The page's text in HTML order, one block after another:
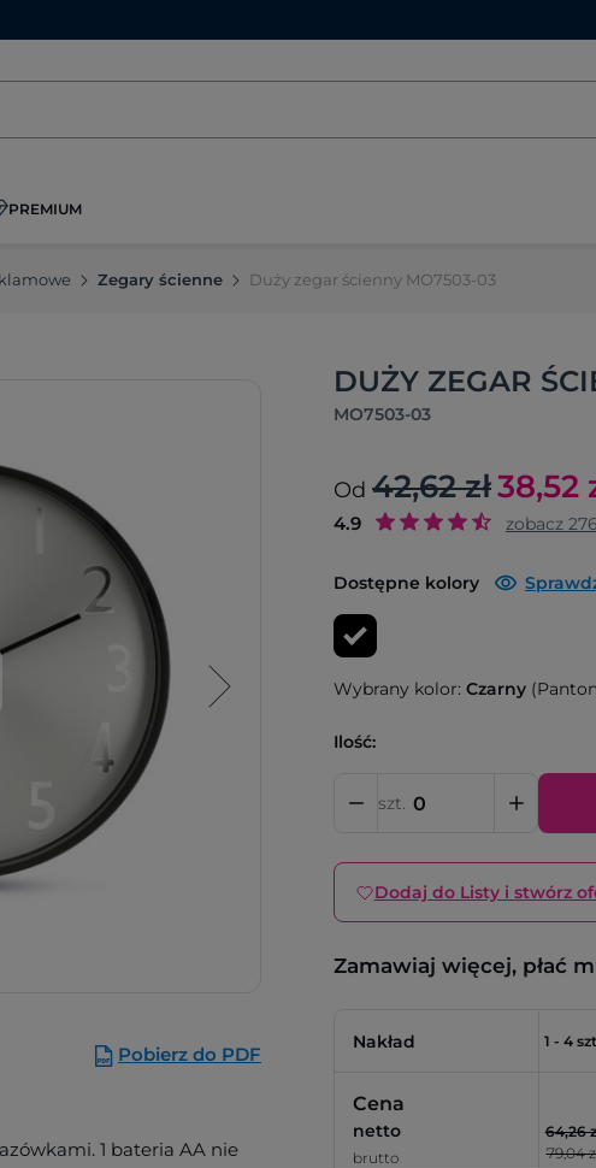
PREMIUM
Zegary ścienne Duży zegar ścienny MO7503-03
DUŻY ZEGAR
MO7503-03
Pobierz do PDF
1 bateria AA nie
Od 42,62 zł38,52
4.9 zobacz
Dostępne kolory
Wybrany kolor: Czarny
Ilość:
szt.
Dodaj do Listy i stwórz
Zamawiaj więcej, płać
Nakład 1 - 4
Cena
netto
brutto
64,26
79,04